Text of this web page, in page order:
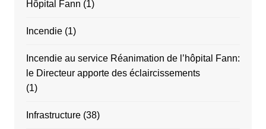
Hôpital Fann (1)
Incendie(1)
Incendie au service Réanimation de l’hôpital Fann:
le Directeur apporte des éclaircissements
(1)
Infrastructure(38)